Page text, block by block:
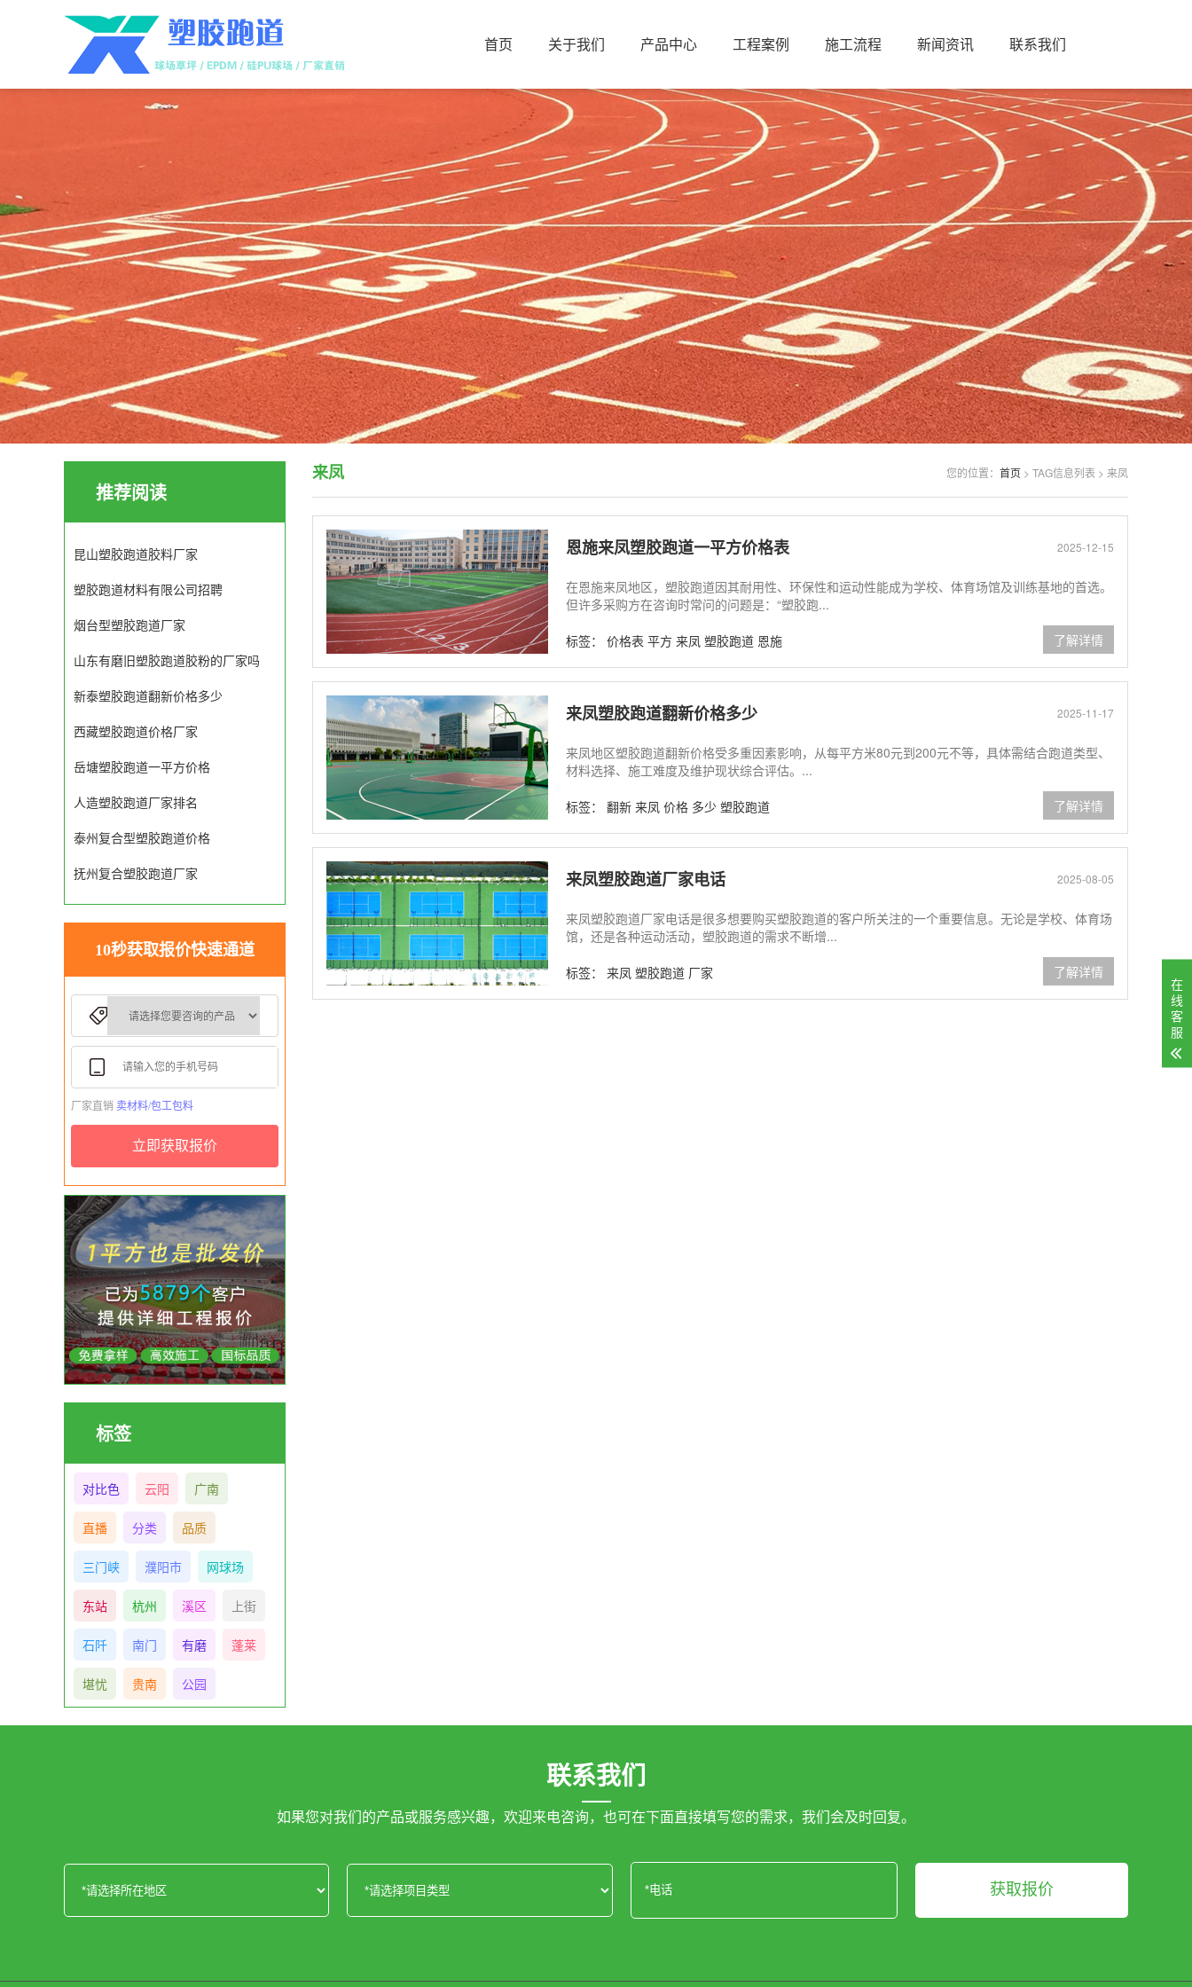
首页 关于我们 产品中心 工程案例 施工流程 新闻资讯 联系我们
推荐阅读
昆山塑胶跑道胶料厂家
塑胶跑道材料有限公司招聘
烟台型塑胶跑道厂家
山东有磨旧塑胶跑道胶粉的厂家吗
新泰塑胶跑道翻新价格多少
西藏塑胶跑道价格厂家
岳塘塑胶跑道一平方价格
人造塑胶跑道厂家排名
泰州复合型塑胶跑道价格
抚州复合塑胶跑道厂家
10秒获取报价快速通道
厂家直销卖材料/包工包料
立即获取报价
标签
对比色 云阳 广南
直播 分类 品质
三门峡 濮阳市 网球场
东站 杭州 溪区 上街
石阡 南门 有磨 蓬莱
堪忧 贵南 公园
您的位置： 首页 > TAG信息列表 > 来凤
来凤
2025-12-15
恩施来凤塑胶跑道一平方价格表
在恩施来凤地区，塑胶跑道因其耐用性、环保性和运动性能成为学校、体育场馆及训练基地的首选。
但许多采购方在咨询时常问的问题是：“塑胶跑...
了解详情
标签： 价格表 平方 来凤 塑胶跑道 恩施
2025-11-17
来凤塑胶跑道翻新价格多少
来凤地区塑胶跑道翻新价格受多重因素影响，从每平方米80元到200元不等，具体需结合跑道类型、
材料选择、施工难度及维护现状综合评估。...
了解详情
标签： 翻新 来凤 价格 多少 塑胶跑道
2025-08-05
来凤塑胶跑道厂家电话
来凤塑胶跑道厂家电话是很多想要购买塑胶跑道的客户所关注的一个重要信息。无论是学校、体育场
馆，还是各种运动活动，塑胶跑道的需求不断增...
了解详情
标签： 来凤 塑胶跑道 厂家
联系我们
如果您对我们的产品或服务感兴趣，欢迎来电咨询，也可在下面直接填写您的需求，我们会及时回复。
获取报价
在
线
客
服